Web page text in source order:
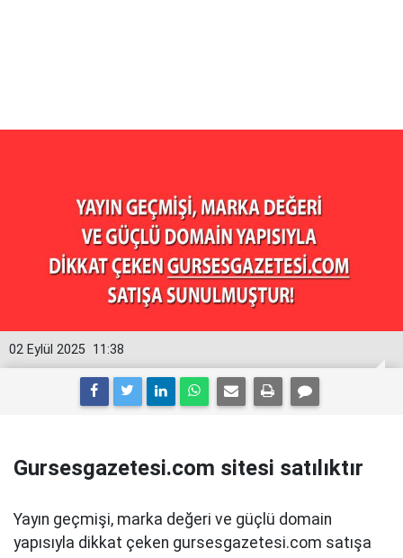
11:38
02 Eylül 2025
Gursesgazetesi.com sitesi satılıktır
Yayın geçmişi, marka değeri ve güçlü domain
yapısıyla dikkat çeken gursesgazetesi.com satışa